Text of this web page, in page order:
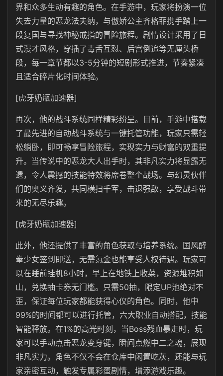
界和众多生动有趣的角色。在手游中，玩家将扮演一位
失去力量的恶龙法夫纳，与傲娇公主齐格菲携手踏上一
段复国与寻找神秘戒指的冒险旅程。剧情设计采用了日
式漫才风格，穿插了毒舌互怼、后宫倒追等无厘头桥
段，每一章节都以3-5分钟的短剧形式推进，节奏紧凑
且适合碎片化时间体验。
[虎牙奶瓶加速器]
再次，他的战斗系统同样精彩纷呈。目前，手游中搭载
了最先进的自动战斗系统与一键托管功能，玩家只需轻
松躺卧，即可畅享冒险旅程，实现实力与财富的双重提
升。当传说中的恶龙大人出手时，其非凡实力将显露无
遗，令人震撼的技能特效将席卷整个战场。与幻灵伙伴
们的奥义齐发，共同横扫千军，击退强敌，享受战斗带
来的无尽乐趣。
[虎牙奶瓶加速器]
此外，他还提供了丰富的角色获取与培养系统。国风醉
拳少女签到即送，无需氪金也能享受人权待遇。玩家可
以在睡前挂机8小时，早上在地铁上收菜，资源堆积如
山，兑换抽卡券无门槛。只需50抽，限定UP池绝对不
歪，保证每位玩家都能获得心仪的角色。同时，他中
99%的时间都可以进行托管，六大职业自动搭配，技能
智能释放。在1%的高光时刻，当Boss残血暴走时，玩
家可以手动点击恶龙变身键，瞬间点燃中二之魂，展现
非凡实力。角色不仅不会在仓库中闲置吃灰，还能与玩
家亲密互动，触发专属彩蛋剧情，增添游戏乐趣。